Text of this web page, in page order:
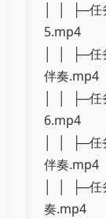
│ │ ├─任
5.mp4
│ │ ├─任
伴奏.mp4
│ │ ├─任
6.mp4
│ │ ├─任
伴奏.mp4
│ │ ├─任
奏.mp4